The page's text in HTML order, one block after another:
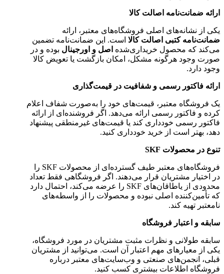
ارائه ضمانت‌نامه اصالت کالا
یکی از نشانه‌های اصلی فروشگاه‌های معتبر، ارائه
ضمانت‌نامه کتبی اصالت کالا است. این ضمانت‌نامه تضمین
می‌کند که محصول خریداری‌شده اصل و اورجینال بوده و در
صورت وجود هرگونه مشکل، امکان بازگشت یا تعویض کالا
وجود دارد.
ارائه فاکتور رسمی و شفافیت در قیمت‌گذاری
یک فروشگاه معتبر، قیمت‌های خود را به‌صورت شفاف اعلام
کرده و فاکتور رسمی ارائه می‌دهد. اگر فروشنده‌ای از ارائه
فاکتور رسمی خودداری کند یا قیمت‌های غیرمنطقی پیشنهاد
دهد، بهتر است از خرید خودداری کنید.
تنوع در محصولات SKF
فروشگاه‌های معتبر طیف گسترده‌ای از محصولات SKF را
در اختیار مشتریان قرار می‌دهند. اگر فروشگاهی فقط تعداد
محدودی از یاطاقان‌های SKF را عرضه می‌کند، احتمال دارد
که تأمین‌کننده اصلی نبوده و محصولات را از واسطه‌های
نامعتبر تهیه کند.
سابقه و اعتبار فروشگاه
سابقه طولانی و نظرات مثبت مشتریان در مورد فروشگاه،
یکی از معیارهای مهم اعتبار آن است. می‌توانید از مشتریان
قبلی، انجمن‌های صنعتی و وب‌سایت‌های معتبر درباره
فروشگاه اطلاعات بیشتری کسب کنید.